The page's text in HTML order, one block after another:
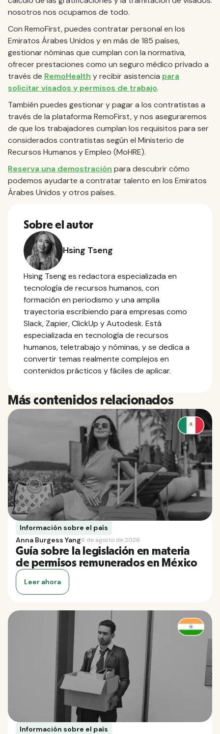
nosotros nos ocupamos de todo.
Con RemoFirst, puedes contratar personal en los
Emiratos Árabes Unidos y en más de 185 países,
gestionar nóminas que cumplan con la normativa,
ofrecer prestaciones como un seguro médico privado a
través de RemoHealth y recibir asistencia para
solicitar visados y permisos de trabajo.
También puedes gestionar y pagar a los contratistas a
través de la plataforma RemoFirst, y nos aseguraremos
de que los trabajadores cumplan los requisitos para ser
considerados contratistas según el Ministerio de
Recursos Humanos y Empleo (MoHRE).
Reserva una demostración para descubrir cómo
podemos ayudarte a contratar talento en los Emiratos
Árabes Unidos y otros países.
Sobre el autor
Hsing Tseng
Hsing Tseng es redactora especializada en
tecnología de recursos humanos, con
formación en periodismo y una amplia
trayectoria escribiendo para empresas como
Slack, Zapier, ClickUp y Autodesk. Está
especializada en tecnología de recursos
humanos, teletrabajo y nóminas, y se dedica a
convertir temas realmente complejos en
contenidos prácticos y fáciles de aplicar.
Más contenidos relacionados
Información sobre el país
Anna Burgess Yang6 de agosto de 2026
Guía sobre la legislación en materia
de permisos remunerados en México
Leer ahora
Información sobre el país